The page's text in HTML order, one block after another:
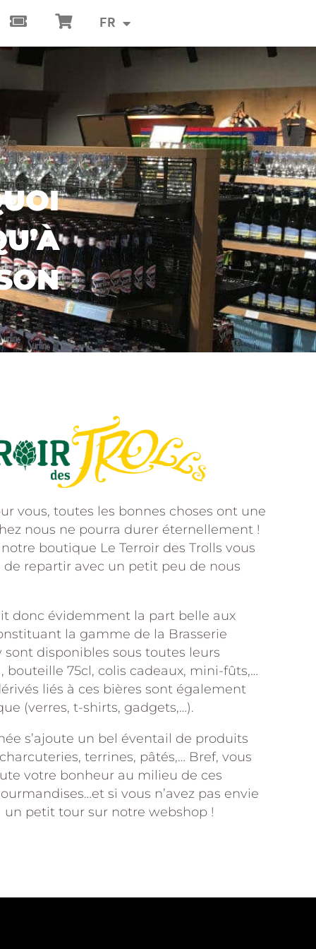
Tickets Panier FR
vous, toutes les bonnes choses ont une
nous ne pourra durer éternellement !
boutique Le Terroir des Trolls vous
de repartir avec un petit peu de nous
donc évidemment la part belle aux
la gamme de la Brasserie
sont disponibles sous toutes leurs
bouteille 75cl, colis cadeaux, mini-fûts,…
liés à ces bières sont également
(verres, t-shirts, gadgets,…).
s’ajoute un bel éventail de produits
terrines, pâtés,… Bref, vous
votre bonheur au milieu de ces
si vous n’avez pas envie
un petit tour sur notre webshop !